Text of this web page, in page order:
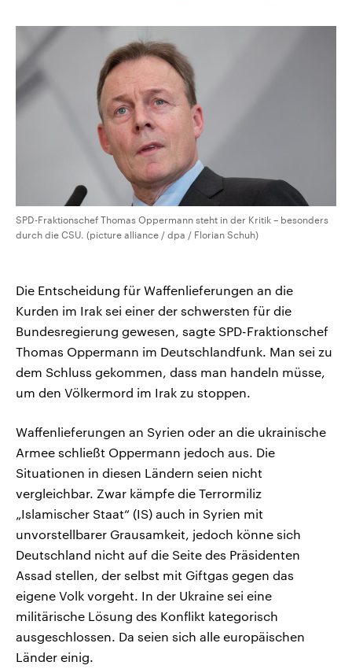
SPD-Fraktionschef Thomas Oppermann steht in der Kritik – besonders
durch die CSU. (picture alliance / dpa / Florian Schuh)
Die Entscheidung für Waffenlieferungen an die
Kurden im Irak sei einer der schwersten für die
Bundesregierung gewesen, sagte SPD-Fraktionschef
Thomas Oppermann im Deutschlandfunk. Man sei zu
dem Schluss gekommen, dass man handeln müsse,
um den Völkermord im Irak zu stoppen.
Waffenlieferungen an Syrien oder an die ukrainische
Armee schließt Oppermann jedoch aus. Die
Situationen in diesen Ländern seien nicht
vergleichbar. Zwar kämpfe die Terrormiliz
„Islamischer Staat“ (IS) auch in Syrien mit
unvorstellbarer Grausamkeit, jedoch könne sich
Deutschland nicht auf die Seite des Präsidenten
Assad stellen, der selbst mit Giftgas gegen das
eigene Volk vorgeht. In der Ukraine sei eine
militärische Lösung des Konflikt kategorisch
ausgeschlossen. Da seien sich alle europäischen
Länder einig.